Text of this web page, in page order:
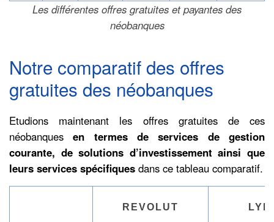
Les différentes offres gratuites et payantes des
néobanques
Notre comparatif des offres
gratuites des néobanques
Etudions maintenant les offres gratuites de ces
néobanquesen termes de services de gestion
courante, de solutions d’investissement ainsi que
leurs services spécifiques dans ce tableau comparatif.
REVOLUT